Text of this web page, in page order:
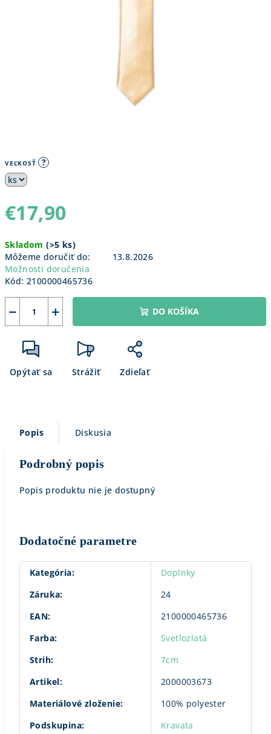
VEĽKOSŤ ?
€17,90
cena:
Skladom(>5 ks)
Môžeme doručiť do:
13.8.2026
Možnosti doručenia
Kód: 2100000465736
+
− DO KOŠÍKA
Opýtať sa Strážiť Zdieľať
Popis Diskusia
Podrobný popis
Popis produktu nie je dostupný
Dodatočné parametre
Kategória:
Doplnky
Záruka:
24
EAN:
2100000465736
Farba:
Svetlozlatá
Strih:
7cm
Artikel:
2000003673
Materiálové zloženie:
100% polyester
Podskupina:
Kravata